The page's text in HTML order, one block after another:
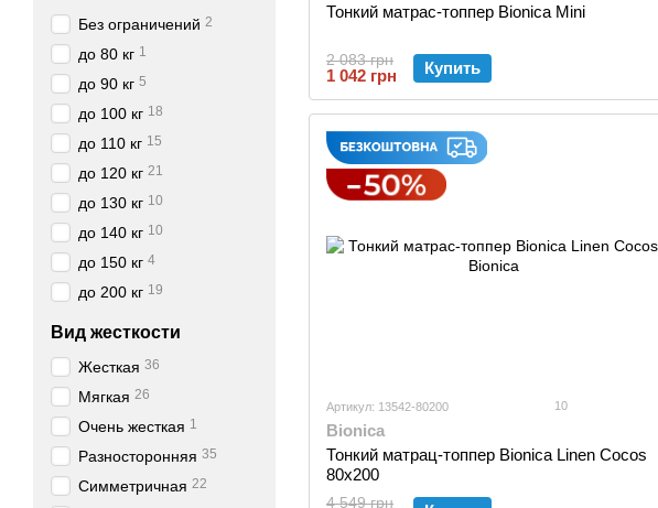
Тонкий матрас-топпер Bionica Mini
2 083 грн
1 042 грн Купить
Артикул: 13542-80200 10
Bionica
Тонкий матрац-топпер Bionica Linen Cocos
80x200
4 549 грн
Без ограничений 2
до 80 кг 1
до 90 кг 5
до 100 кг 18
до 110 кг 15
до 120 кг 21
до 130 кг 10
до 140 кг 10
до 150 кг 4
до 200 кг 19
Вид жесткости
Жесткая 36
Мягкая 26
Очень жесткая 1
Разносторонняя 35
Симметричная 22